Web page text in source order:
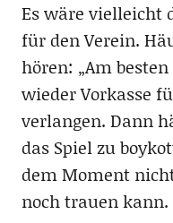
Es wäre vielleicht
für den Verein.
hören: „Am
wieder Vorkasse
verlangen. Dann
das Spiel zu
dem Moment
noch trauen kann.